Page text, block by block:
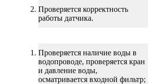
Проверяется корректность
работы датчика.
Проверяется наличие воды в
водопроводе, проверяется кран
и давление воды,
осматривается входной фильтр;